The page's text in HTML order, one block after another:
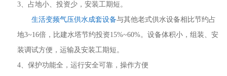
3、占地小、投资少，安装工期短。
生活变频气压供水成套设备与其他老式供水设备相比节约占
地3~16倍，比建水塔节约投资15%~60%。设备体积小，组装、安
装调试方便，运输及安装工期短。
4、保护功能全，运行安全可靠，操作方便